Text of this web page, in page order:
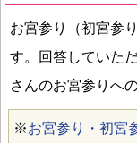
お宮参り（初宮参
す。回答していた
さんのお宮参りへ
※お宮参り・初宮